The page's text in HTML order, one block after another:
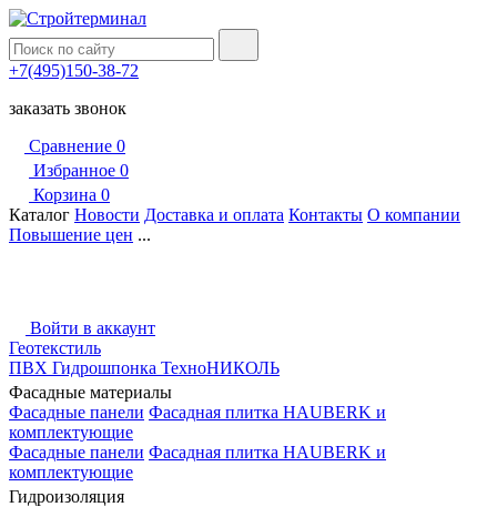
+7(495)150-38-72
заказать звонок
Сравнение 0
Избранное 0
Корзина 0
Каталог Новости Доставка и оплата Контакты О компании
Повышение цен ...
Войти в аккаунт
Геотекстиль
ПВХ Гидрошпонка ТехноНИКОЛЬ
Фасадные материалы
Фасадные панели Фасадная плитка HAUBERK и
комплектующие
Фасадные панели Фасадная плитка HAUBERK и
комплектующие
Гидроизоляция